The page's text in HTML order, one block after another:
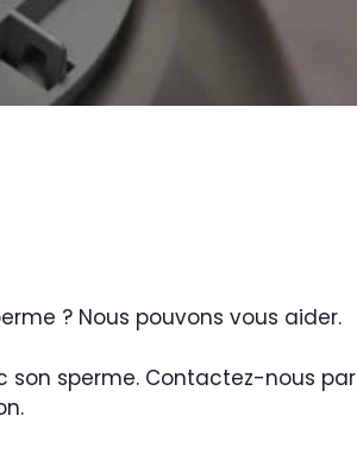
? Nous pouvons vous aider.
son sperme. Contactez-nous par